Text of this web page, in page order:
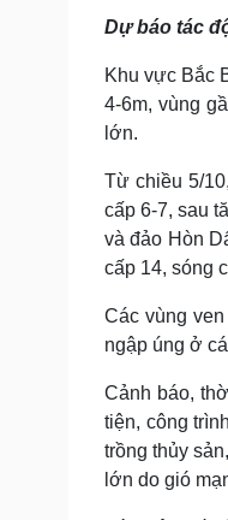
Dự báo tác
Khu vực Bắc
4-6m, vùng
lớn.
Từ chiều 5/
cấp 6-7, sau
và đảo Hòn
cấp 14, sóng
Các vùng
ngập úng ở
Cảnh báo,
tiện, công
trồng thủy
lớn do gió